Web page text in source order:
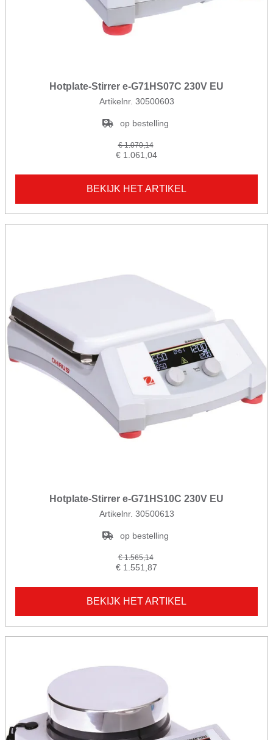
Hotplate-Stirrer e-G71HS07C 230V EU
Artikelnr. 30500603
op bestelling
€ 1.070,14
€ 1.061,04
BEKIJK HET ARTIKEL
Hotplate-Stirrer e-G71HS10C 230V EU
Artikelnr. 30500613
op bestelling
€ 1.565,14
€ 1.551,87
BEKIJK HET ARTIKEL